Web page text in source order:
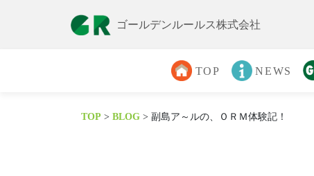
ゴールデンルールス株式会社
TOP NEWS
TOP > BLOG > 副島ア～ルの、ＯＲＭ体験記！